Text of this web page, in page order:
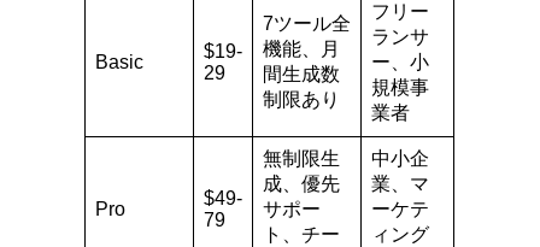
Basic
$19-
29
7ツール全
機能、月
間生成数
制限あり
フリー
ランサ
ー、小
規模事
業者
Pro
$49-
79
無制限生
成、優先
サポー
ト、チー
中小企
業、マ
ーケテ
ィング